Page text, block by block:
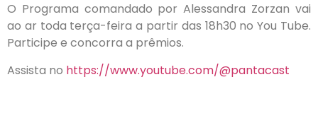
O Programa comandado por Alessandra Zorzan vai
ao ar toda terça-feira a partir das 18h30 no You Tube.
Participe e concorra a prêmios.
Assista no https://www.youtube.com/@pantacast